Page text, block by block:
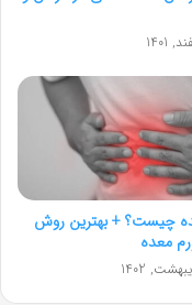
چیست؟ + بهترین روش
معده